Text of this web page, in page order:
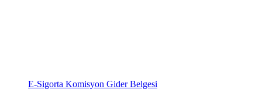
E-Sigorta Komisyon Gider Belgesi